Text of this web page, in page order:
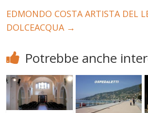
EDMONDO COSTA ARTISTA DEL
DOLCEACQUA →
Potrebbe anche